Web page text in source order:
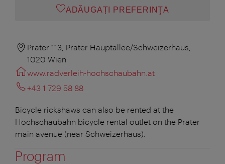
ADĂUGAȚI PREFERINŢA
Prater 113, Prater Hauptallee/Schweizerhaus,
1020 Wien
www.radverleih-hochschaubahn.at
+43 1 729 58 88
Bicycle rickshaws can also be rented at the
Hochschaubahn bicycle rental outlet on the Prater
main avenue (near Schweizerhaus).
Program